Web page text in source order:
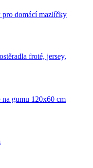
pro domácí mazlíčky
froté, jersey,
gumu 120x60 cm